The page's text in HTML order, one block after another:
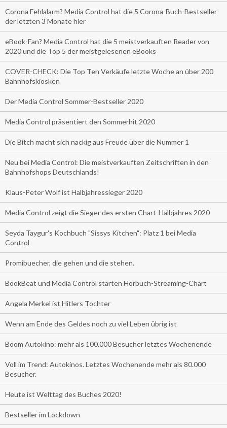
Corona Fehlalarm? Media Control hat die 5 Corona-Buch-Bestseller
der letzten 3 Monate hier
eBook-Fan? Media Control hat die 5 meistverkauften Reader von
2020 und die Top 5 der meistgelesenen eBooks
COVER-CHECK: Die Top Ten Verkäufe letzte Woche an über 200
Bahnhofskiosken
Der Media Control Sommer-Bestseller 2020
Media Control präsentiert den Sommerhit 2020
Die Bitch macht sich nackig aus Freude über die Nummer 1
Neu bei Media Control: Die meistverkauften Zeitschriften in den
Bahnhofshops Deutschlands!
Klaus-Peter Wolf ist Halbjahressieger 2020
Media Control zeigt die Sieger des ersten Chart-Halbjahres 2020
Seyda Taygur's Kochbuch "Sissys Kitchen": Platz 1 bei Media
Control
Promibuecher, die gehen und die stehen.
BookBeat und Media Control starten Hörbuch-Streaming-Chart
Angela Merkel ist Hitlers Tochter
Wenn am Ende des Geldes noch zu viel Leben übrig ist
Boom Autokino: mehr als 100.000 Besucher letztes Wochenende
Voll im Trend: Autokinos. Letztes Wochenende mehr als 80.000
Besucher.
Heute ist Welttag des Buches 2020!
Bestseller im Lockdown